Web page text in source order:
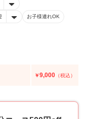
お子様連れOK
￥9,000 （税込）